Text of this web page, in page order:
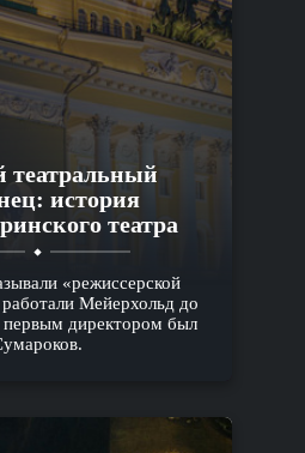
театральный
история
театра
«режиссерской
Мейерхольд до
первым директором был